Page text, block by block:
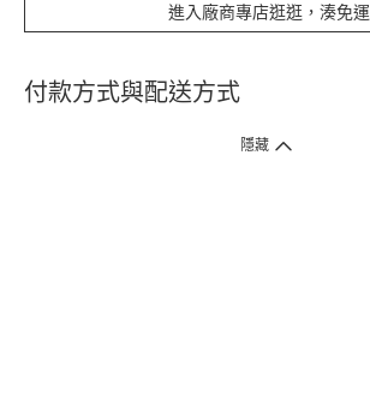
進入廠商專店逛逛，湊免運
付款方式與配送方式
隱藏